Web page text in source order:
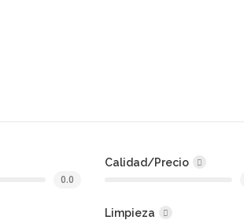
0.0
Calidad/Precio
Limpieza